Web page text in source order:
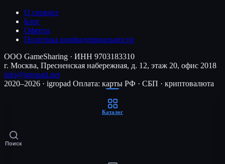
О сервисе
Блог
Оферта
Политика конфиденциальности
ООО GameSharing · ИНН 9703183310
г. Москва, Пресненская набережная, д. 12, этаж 20, офис 2018
info@igropad.net
2020–2026 · igropad Оплата: карты РФ · СБП · криптовалюта
Каталог
Поиск